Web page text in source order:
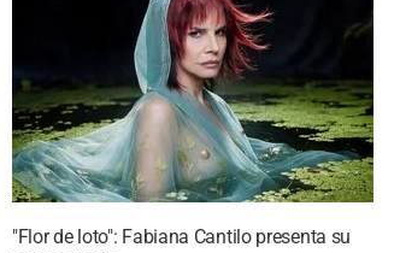
"Flor de loto": Fabiana Cantilo presenta su